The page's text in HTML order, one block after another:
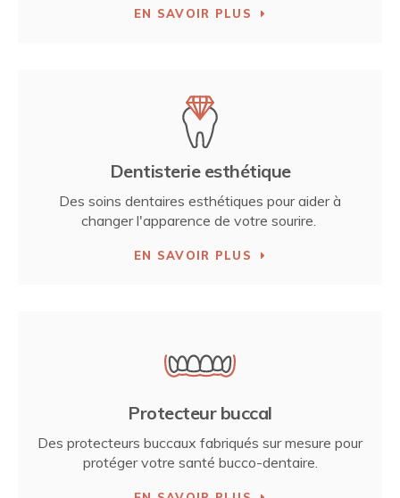
EN SAVOIR PLUS
Dentisterie esthétique
Des soins dentaires esthétiques pour aider à
changer l'apparence de votre sourire.
EN SAVOIR PLUS
Protecteur buccal
Des protecteurs buccaux fabriqués sur mesure pour
protéger votre santé bucco-dentaire.